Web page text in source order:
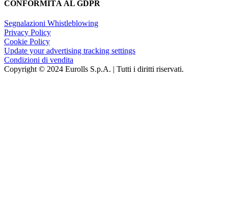
CONFORMITÀ AL GDPR
Segnalazioni Whistleblowing
Privacy Policy
Cookie Policy
Update your advertising tracking settings
Condizioni di vendita
Copyright © 2024 Eurolls S.p.A. | Tutti i diritti riservati.